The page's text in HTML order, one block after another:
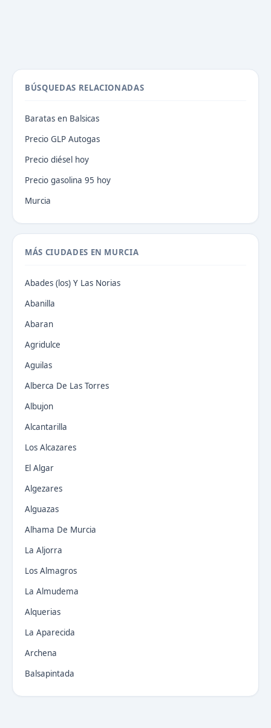
BÚSQUEDAS RELACIONADAS
Baratas en Balsicas
Precio GLP Autogas
Precio diésel hoy
Precio gasolina 95 hoy
Murcia
MÁS CIUDADES EN MURCIA
Abades (los) Y Las Norias
Abanilla
Abaran
Agridulce
Aguilas
Alberca De Las Torres
Albujon
Alcantarilla
Los Alcazares
El Algar
Algezares
Alguazas
Alhama De Murcia
La Aljorra
Los Almagros
La Almudema
Alquerias
La Aparecida
Archena
Balsapintada